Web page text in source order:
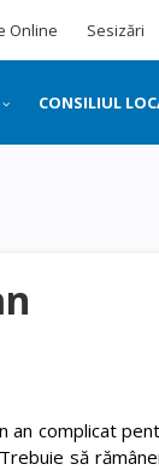
Online Sesizări
CONSILIUL
an complicat
să